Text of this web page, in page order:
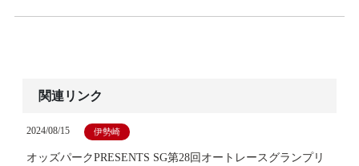
関連リンク
2024/08/15 伊勢崎
オッズパークPRESENTS SG第28回オートレースグランプリ